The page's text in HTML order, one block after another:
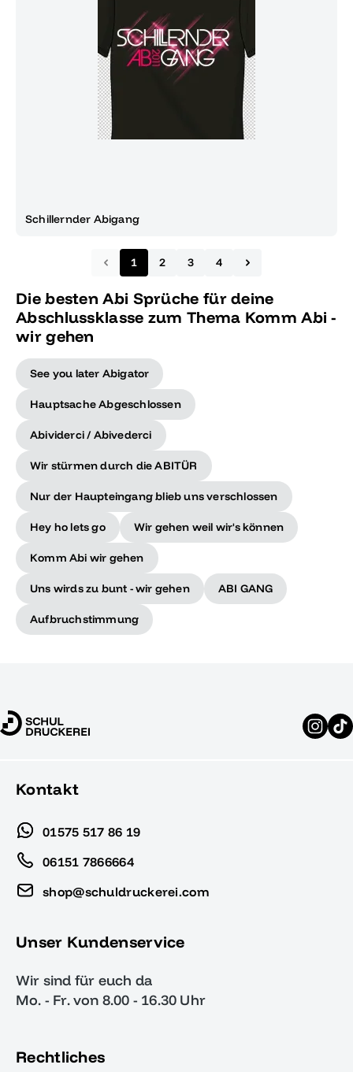
Schillernder Abigang
1 2 3 4
Die besten Abi Sprüche für deine
Abschlussklasse zum Thema Komm Abi -
wir gehen
See you later Abigator
Hauptsache Abgeschlossen
Abividerci / Abivederci
Wir stürmen durch die ABITÜR
Nur der Haupteingang blieb uns verschlossen
Hey ho lets go Wir gehen weil wir's können
Komm Abi wir gehen
Uns wirds zu bunt - wir gehen ABI GANG
Aufbruchstimmung
Kontakt
01575 517 86 19
06151 7866664
shop@schuldruckerei.com
Unser Kundenservice
Wir sind für euch da
Mo. - Fr. von 8.00 - 16.30 Uhr
Rechtliches